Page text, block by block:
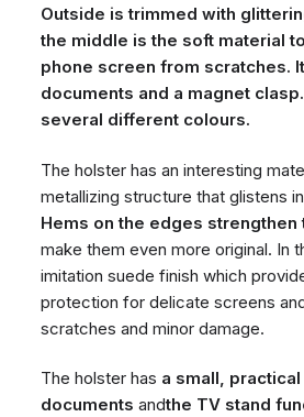
Outside is trimmed with
the middle is the soft material
phone screen from scratches.
documents and a magnet
several different colours.
The holster has an interesting
metallizing structure that glistens
Hems on the edges strengthen
make them even more original. In
imitation suede finish which
protection for delicate screens
scratches and minor damage.
The holster has a small,
documents andthe TV stand